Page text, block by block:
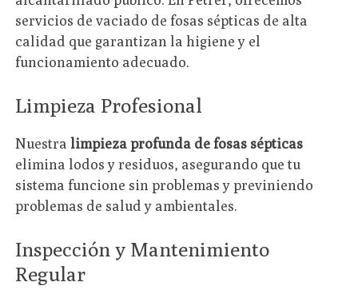
servicios de vaciado de fosas sépticas de alta
calidad que garantizan la higiene y el
funcionamiento adecuado.
Limpieza Profesional
Nuestralimpieza profunda de fosas sépticas
elimina lodos y residuos, asegurando que tu
sistema funcione sin problemas y previniendo
problemas de salud y ambientales.
Inspección y Mantenimiento
Regular